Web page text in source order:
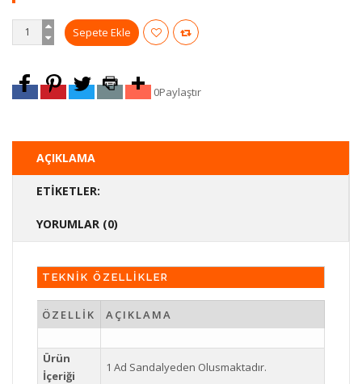
0Paylaştır
AÇIKLAMA
ETIKETLER:
YORUMLAR (0)
TEKNİK ÖZELLİKLER
ÖZELLİK AÇIKLAMA
Ürün
İçeriği
1 Ad Sandalyeden Olusmaktadır.